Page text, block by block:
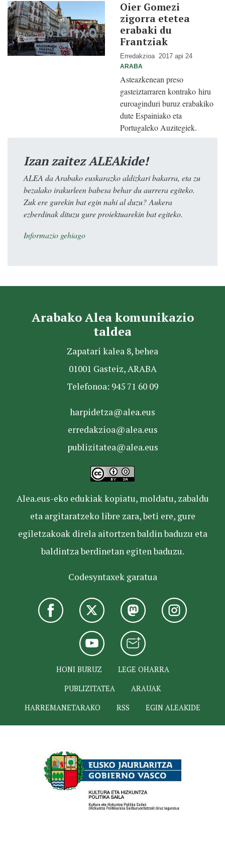
Oier Gomezi
zigorra etetea
erabaki du
Frantziak
Erredakzioa 2017 api 24
ARABA
Asteazkenean preso
gasteiztarraren kontrako hiru
euroaginduri buruz erabakiko
dute Espainiako eta
Portugaleko Auzitegiek.
Izan zaitez ALEAkide!
ALEA da Arabako euskarazko aldizkari bakarra, eta zu
bezalako irakurleen babesa behar du aurrera egiteko.
Zuk ere gurekin bat egin nahi al duzu? Aukera
ezberdinak dituzu gure proiektuarekin bat egiteko.
Informazio gehiago
Arabako Alea komunikazio
taldea
Zapatari kalea 8, behea
01001 Gasteiz, ARABA
Telefonoa: 945 71 60 09
harpidetza@alea.eus
erredakzioa@alea.eus
publizitatea@alea.eus
Alea.eus-eko edukiak kopiatu, moldatu, zabaldu
eta argitaratzeko libre zara, beti ere, gure
egiletzakoak direla aitortzen baldin baduzu eta
baldintza berdinetan egiten baduzu.
Codesyntaxek garatua
HONI BURUZ
LEGE OHARRA
PUBLIZITATEA
ARAUAK
HARREMANETARAKO
RSS EGIN ALEAKIDE